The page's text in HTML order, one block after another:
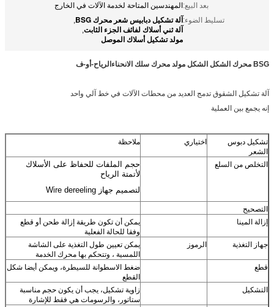
بعد البيع:المهندسين المتاحة لخدمة الآلات في الخارج
تسليط الضوء:آلة تشكيل دبابيس شعر محرك BSG ,
آلة ثني أسلاك لفائف الجزء الثابت,
مولد تشكيل أسلاك الموصل
BSG محرك الشكل الشكل مولد محرك سلك الانحناء الرياح-أو-ف
آلة تشكيل الشقوق تدمج العديد من محطات الآلات في خط آلي واحد
إنه يجمع بين العملية
تشكيل دبوس
الشعر
اختياري ملاحظة
التخلص من السلع
حجم الملفات للحفاظ على الأسلاك
لأتمتة الرياح
لتصميم جهاز Wire dereeling
التصحيح
إزالة المينا
يمكن أن تكون طريقة إزالة طحن أو قطع
وفقا للحالة الفعلية
جهاز التغذية
الرموز
يمكن تعيين طول التغذية على الشاشة
اللمسية ، وتتحكم بها محرك الخدمة
قطع
ضغط الاسطوانة للسيطرة، ويمكن أيضا شكل
القطع
التشكيل
زاوية تشكيل، يجب أن يكون حجم مناسبة
ستاتور، والرسومات هي فقط للإشارة